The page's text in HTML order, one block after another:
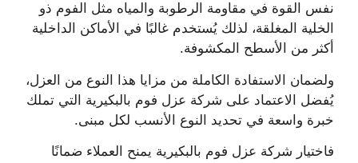
نفس القوة في مقاومة الرطوبة والمياه مثل الفوم ذو
الخلية المغلقة، لذلك يُستخدم غالبًا في الأماكن الداخلية
أكثر من الأسطح المكشوفة.
ولضمان الاستفادة الكاملة من مزايا هذا النوع من العزل،
يُفضل الاعتماد على شركة عزل فوم بالبكيرية التي تملك
خبرة واسعة في تحديد النوع الأنسب لكل مبنى.
فاختيار شركة عزل فوم بالبكيرية يمنح العملاء ضمانًا